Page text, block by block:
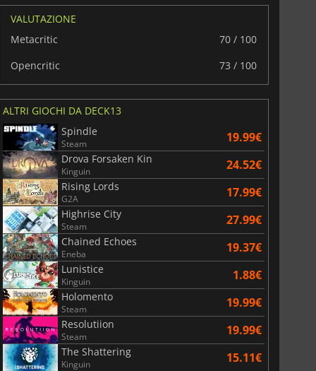
VALUTAZIONE
Metacritic
70 / 100
Opencritic
73 / 100
ALTRI GIOCHI DA DECK13
Spindle
Steam 19.99€
Drova Forsaken Kin
Kinguin 24.52€
Rising Lords
G2A 17.99€
Highrise City
Steam 27.99€
Chained Echoes
Eneba 19.37€
Lunistice
Kinguin 1.88€
Holomento
Steam 19.99€
Resolutiion
Steam 19.99€
The Shattering
Kinguin 15.11€